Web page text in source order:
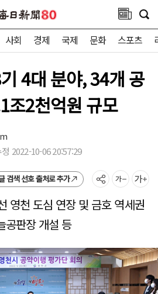
사회 경제 국제 문화 스포츠
4대 분야, 34개 공
조2천억원 규모
2022-10-06 20:57:29
검색 선호 출처로 추가
영천 도심 연장 및 금호 역세권
공판장 개설 등